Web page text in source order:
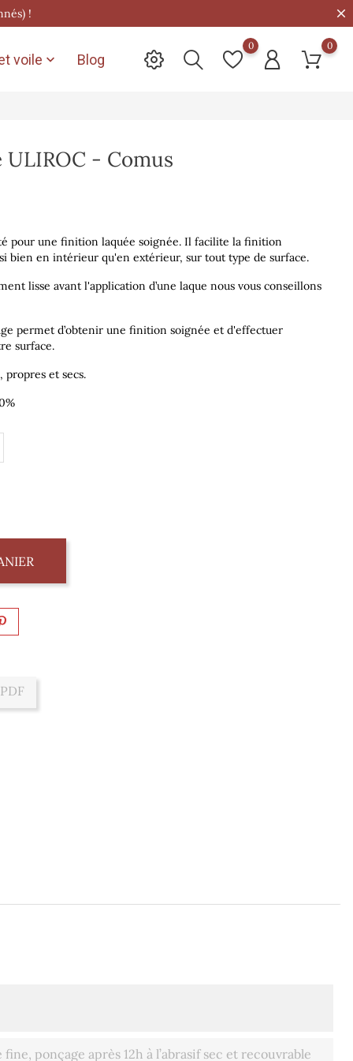
!
voile  Blog
0 0
- Comus
pour une finition laquée soignée. Il facilite la finition
bien en intérieur qu'en extérieur, sur tout type de surface.
lisse avant l'application d’une laque nous vous conseillons
permet d’obtenir une finition soignée et d'effectuer
surface.
propres et secs.
ponçage après 12h à l’abrasif sec et recouvrable